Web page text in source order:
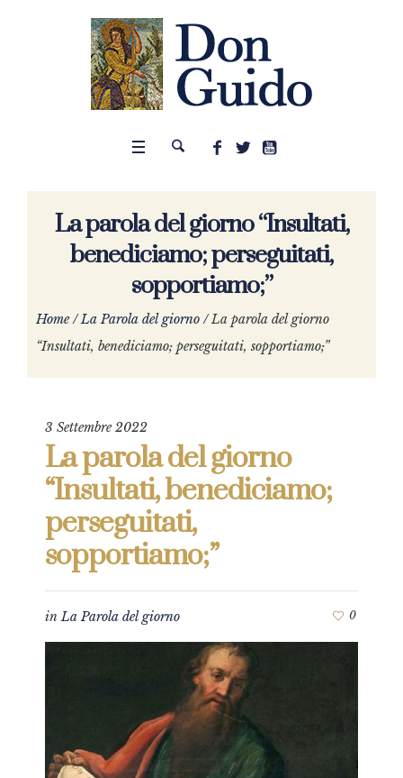
La parola del giorno “Insultati,
benediciamo; perseguitati,
sopportiamo;”
Home /La Parola del giorno /La parola del giorno
“Insultati, benediciamo; perseguitati, sopportiamo;”
3 Settembre 2022
La parola del giorno
“Insultati, benediciamo;
perseguitati,
sopportiamo;”
inLa Parola del giorno 0